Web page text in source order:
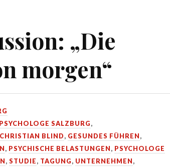
„Die
morgen“
SALZBURG,
BLIND, GESUNDES FÜHREN,
, PSYCHISCHE BELASTUNGEN, PSYCHOLOGE
,STUDIE, TAGUNG, UNTERNEHMEN,